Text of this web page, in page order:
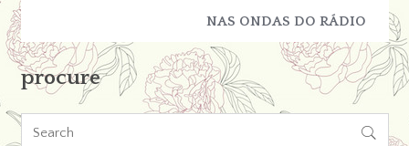
NAS ONDAS DO RÁDIO
procure
